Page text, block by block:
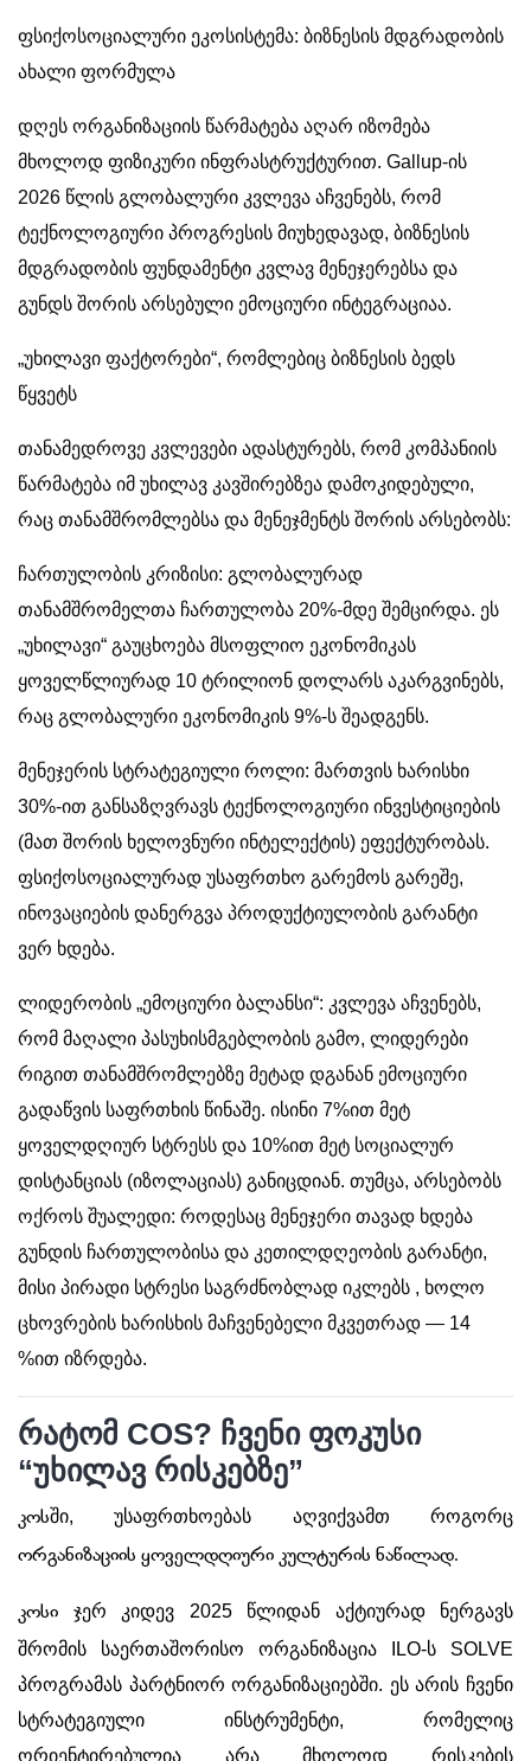
ფსიქოსოციალური ეკოსისტემა: ბიზნესის მდგრადობის
ახალი ფორმულა
დღეს ორგანიზაციის წარმატება აღარ იზომება
მხოლოდ ფიზიკური ინფრასტრუქტურით. Gallup-ის
2026 წლის გლობალური კვლევა აჩვენებს, რომ
ტექნოლოგიური პროგრესის მიუხედავად, ბიზნესის
მდგრადობის ფუნდამენტი კვლავ მენეჯერებსა და
გუნდს შორის არსებული ემოციური ინტეგრაციაა.
„უხილავი ფაქტორები“, რომლებიც ბიზნესის ბედს
წყვეტს
თანამედროვე კვლევები ადასტურებს, რომ კომპანიის
წარმატება იმ უხილავ კავშირებზეა დამოკიდებული,
რაც თანამშრომლებსა და მენეჯმენტს შორის არსებობს:
ჩართულობის კრიზისი: გლობალურად
თანამშრომელთა ჩართულობა 20%-მდე შემცირდა. ეს
„უხილავი“ გაუცხოება მსოფლიო ეკონომიკას
ყოველწლიურად 10 ტრილიონ დოლარს აკარგვინებს,
რაც გლობალური ეკონომიკის 9%-ს შეადგენს.
მენეჯერის სტრატეგიული როლი: მართვის ხარისხი
30%-ით განსაზღვრავს ტექნოლოგიური ინვესტიციების
(მათ შორის ხელოვნური ინტელექტის) ეფექტურობას.
ფსიქოსოციალურად უსაფრთხო გარემოს გარეშე,
ინოვაციების დანერგვა პროდუქტიულობის გარანტი
ვერ ხდება.
ლიდერობის „ემოციური ბალანსი“: კვლევა აჩვენებს,
რომ მაღალი პასუხისმგებლობის გამო, ლიდერები
რიგით თანამშრომლებზე მეტად დგანან ემოციური
გადაწვის საფრთხის წინაშე. ისინი 7%ით მეტ
ყოველდღიურ სტრესს და 10%ით მეტ სოციალურ
დისტანციას (იზოლაციას) განიცდიან. თუმცა, არსებობს
ოქროს შუალედი: როდესაც მენეჯერი თავად ხდება
გუნდის ჩართულობისა და კეთილდღეობის გარანტი,
მისი პირადი სტრესი საგრძნობლად იკლებს , ხოლო
ცხოვრების ხარისხის მაჩვენებელი მკვეთრად — 14
%ით იზრდება.
რატომ COS? ჩვენი ფოკუსი
“უხილავ რისკებზე”
კოსში, უსაფრთხოებას აღვიქვამთ როგორც
ორგანიზაციის ყოველდღიური კულტურის ნაწილად.
კოსი ჯერ კიდევ 2025 წლიდან აქტიურად ნერგავს
შრომის საერთაშორისო ორგანიზაცია ILO-ს SOLVE
პროგრამას პარტნიორ ორგანიზაციებში. ეს არის ჩვენი
სტრატეგიული ინსტრუმენტი, რომელიც
ორიენტირებულია არა მხოლოდ რისკების